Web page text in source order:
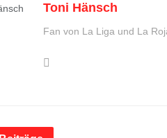
Toni Hänsch
Fan von La Liga und La